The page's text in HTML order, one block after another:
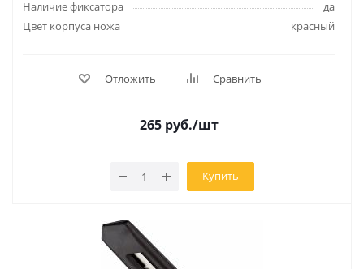
Наличие фиксатора
да
Цвет корпуса ножа
красный
Отложить Сравнить
265 руб./шт
Купить